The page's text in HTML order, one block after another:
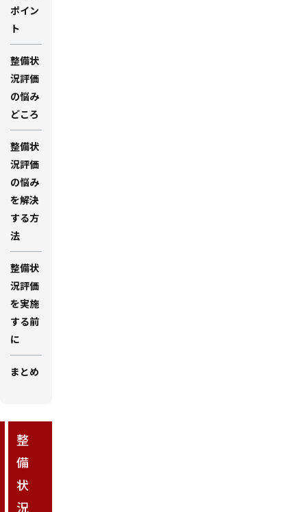
ポイン
ト
整備状
況評価
の悩み
どころ
整備状
況評価
の悩み
を解決
する方
法
整備状
況評価
を実施
する前
に
まとめ
整
備
状
況